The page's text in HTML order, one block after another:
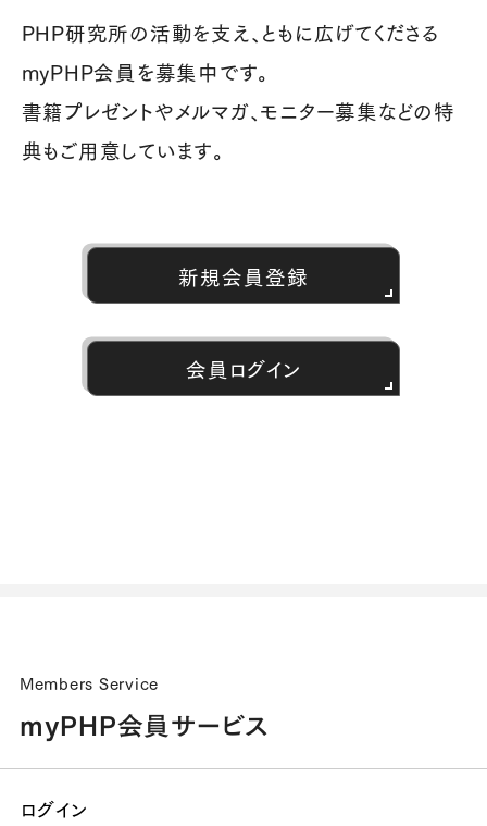
PHP研究所の活動を支え、ともに広げてくださる
myPHP会員を募集中です。
書籍プレゼントやメルマガ、モニター募集などの特
典もご用意しています。
新規会員登録
会員ログイン
Members Service
myPHP会員サービス
ログイン